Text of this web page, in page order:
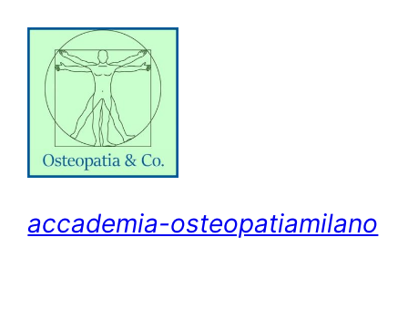
contenuto
accademia-osteopatiamilano